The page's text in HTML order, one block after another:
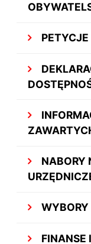
PETYCJE
NABORY
FINANSE